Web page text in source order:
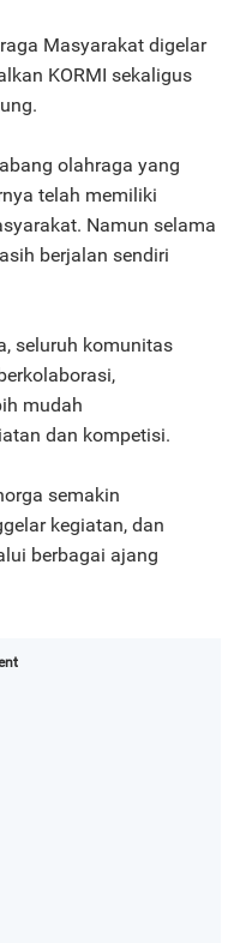
Masyarakat digelar
KORMI sekaligus
olahraga yang
telah memiliki
Namun selama
berjalan sendiri
seluruh komunitas
mudah
dan kompetisi.
semakin
kegiatan, dan
berbagai ajang